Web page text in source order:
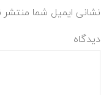
نشانی ایمیل شما
دیدگاه